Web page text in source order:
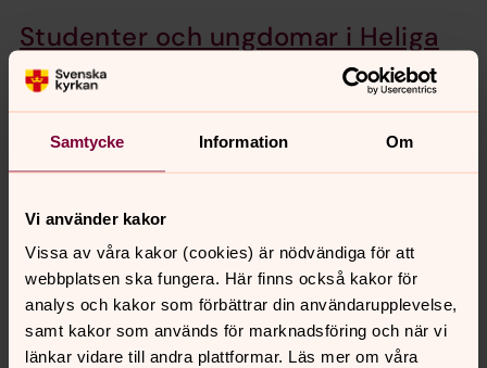
Samtycke Information Om
Vi använder kakor
Vissa av våra kakor (cookies) är nödvändiga för att
webbplatsen ska fungera. Här finns också kakor för
analys och kakor som förbättrar din användarupplevelse,
samt kakor som används för marknadsföring och när vi
länkar vidare till andra plattformar. Läs mer om våra
Studenter och ungdomar i Heliga
Korsets kyrka
Välkommen till Heliga Korsets verksamheter för
kyrka
Välkommen till kör- och musiklivet i Heliga Korset
Om Heliga Korset